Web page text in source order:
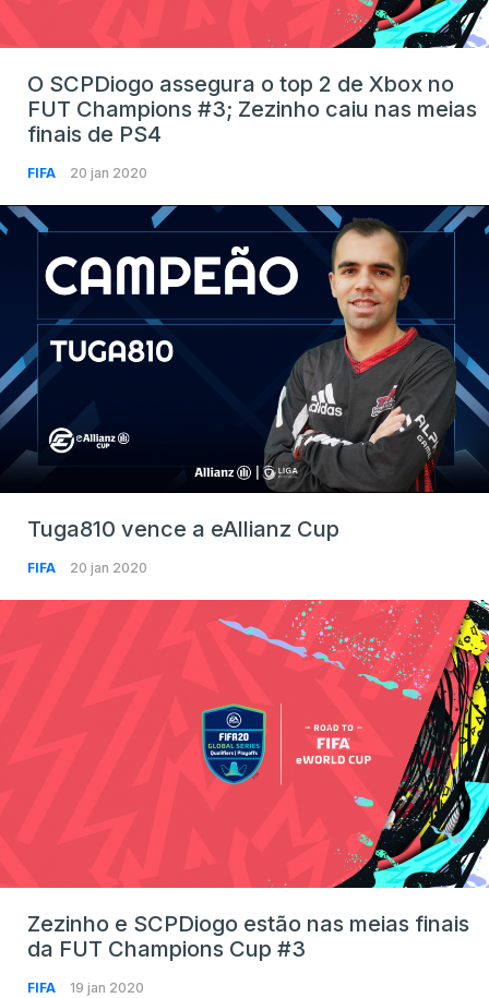
O SCPDiogo assegura o top 2 de Xbox no
FUT Champions #3; Zezinho caiu nas meias
finais de PS4
FIFA 20 jan 2020
Tuga810 vence a eAllianz Cup
FIFA 20 jan 2020
Zezinho e SCPDiogo estão nas meias finais
da FUT Champions Cup #3
FIFA 19 jan 2020